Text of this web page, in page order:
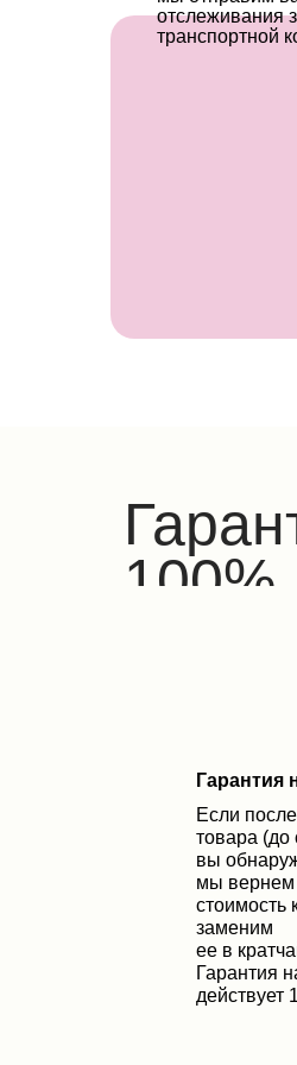
отслеживания
транспортной
100%
Eсли
товара (до
вы
мы
стоимость
заменим
ее в
Гарантия
действует
Гарантия